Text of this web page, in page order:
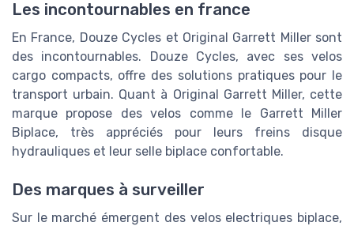
Les incontournables en france
En France, Douze Cycles et Original Garrett Miller sont
des incontournables. Douze Cycles, avec ses velos
cargo compacts, offre des solutions pratiques pour le
transport urbain. Quant à Original Garrett Miller, cette
marque propose des velos comme le Garrett Miller
Biplace, très appréciés pour leurs freins disque
hydrauliques et leur selle biplace confortable.
Des marques à surveiller
Sur le marché émergent des velos electriques biplace,